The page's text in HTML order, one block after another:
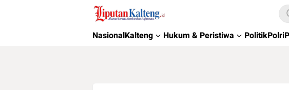
Liputan Kalteng
Akurat, Terpercaya & Independent
NasionalKalteng Hukum & Peristiwa PolitikPolri